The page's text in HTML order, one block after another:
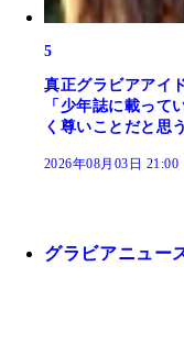
5
真正グラビアアイ
「少年誌に載っ
く尊いことだと思う
2026年08月03日 21:00
グラビアニュー